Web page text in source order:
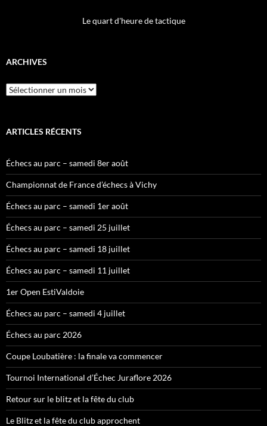
Le quart d'heure de tactique
ARCHIVES
Archives
ARTICLES RÉCENTS
Échecs au parc – samedi 8er août
Championnat de France d’échecs à Vichy
Échecs au parc – samedi 1er août
Échecs au parc – samedi 25 juillet
Échecs au parc – samedi 18 juillet
Échecs au parc – samedi 11 juillet
1er Open EstiValdoie
Échecs au parc – samedi 4 juillet
Échecs au parc 2026
Coupe Loubatière : la finale va commencer
Tournoi International d’Échec Juraflore 2026
Retour sur le blitz et la fête du club
Le Blitz et la fête du club approchent